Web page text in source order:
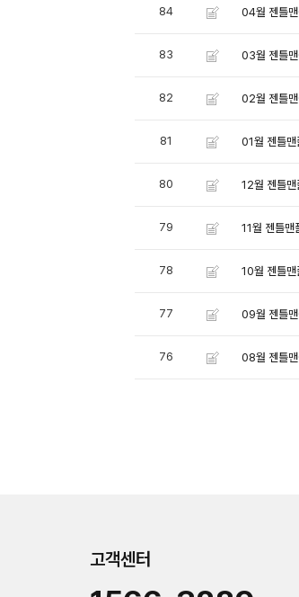
84 04월 젠틀
83 03월 젠틀
82 02월 젠틀
81 01월 젠틀
80 12월 젠틀
79 11월 젠틀맨
78 10월 젠틀
77 09월 젠틀
76 08월 젠틀
고객센터